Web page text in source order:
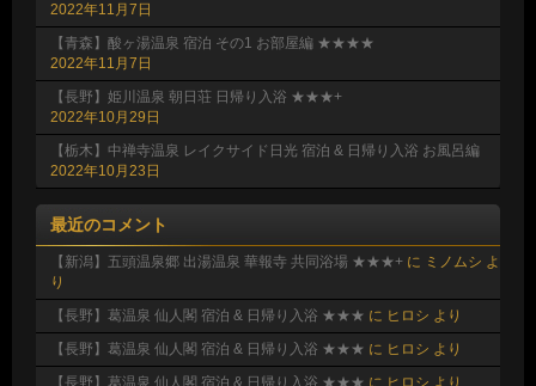
2022年11月7日
【青森】酸ヶ湯温泉 宿泊 その1 お部屋編 ★★★★
2022年11月7日
【長野】姫川温泉 朝日荘 日帰り入浴 ★★★+
2022年10月29日
【栃木】中禅寺温泉 レイクサイド日光 宿泊 & 日帰り入浴 お風呂編
2022年10月23日
最近のコメント
【新潟】五頭温泉郷 出湯温泉 華報寺 共同浴場 ★★★+ に ミノムシ よ
り
【長野】葛温泉 仙人閣 宿泊 & 日帰り入浴 ★★★ に ヒロシ より
【長野】葛温泉 仙人閣 宿泊 & 日帰り入浴 ★★★ に ヒロシ より
【長野】葛温泉 仙人閣 宿泊 & 日帰り入浴 ★★★ に ヒロシ より